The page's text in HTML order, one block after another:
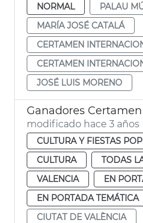
NORMAL
PALAU
MARÍA JOSÉ CATALÁ
CERTAMEN
CERTAMEN
JOSÉ LUIS MORENO
modificado hace 3 años
CULTURA Y FIESTAS
CULTURA
TODAS
VALENCIA
EN
EN PORTADA TEMÁTICA
CIUTAT DE VALÈNCIA